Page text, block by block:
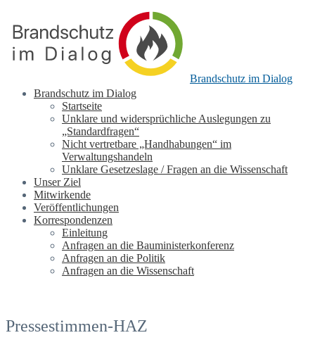
Brandschutz im Dialog
Brandschutz im Dialog
Startseite
Unklare und widersprüchliche Auslegungen zu
„Standardfragen“
Nicht vertretbare „Handhabungen“ im
Verwaltungshandeln
Unklare Gesetzeslage / Fragen an die Wissenschaft
Unser Ziel
Mitwirkende
Veröffentlichungen
Korrespondenzen
Einleitung
Anfragen an die Bauministerkonferenz
Anfragen an die Politik
Anfragen an die Wissenschaft
Pressestimmen-HAZ